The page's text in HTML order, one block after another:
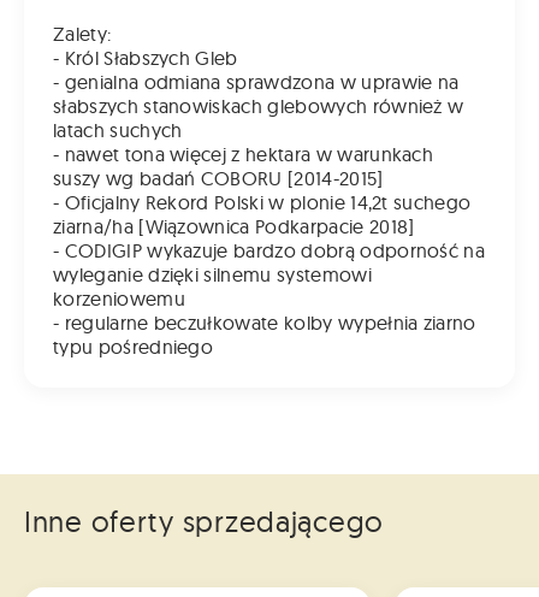
Zalety:
- Król Słabszych Gleb
- genialna odmiana sprawdzona w uprawie na
słabszych stanowiskach glebowych również w
latach suchych
- nawet tona więcej z hektara w warunkach
suszy wg badań COBORU [2014-2015]
- Oficjalny Rekord Polski w plonie 14,2t suchego
ziarna/ha [Wiązownica Podkarpacie 2018]
- CODIGIP wykazuje bardzo dobrą odporność na
wyleganie dzięki silnemu systemowi
korzeniowemu
- regularne beczułkowate kolby wypełnia ziarno
typu pośredniego
Inne oferty sprzedającego